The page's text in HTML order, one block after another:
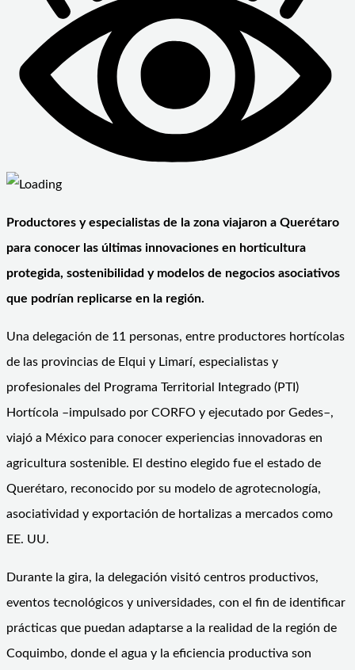
Productores y especialistas de la zona viajaron a Querétaro
para conocer las últimas innovaciones en horticultura
protegida, sostenibilidad y modelos de negocios asociativos
que podrían replicarse en la región.
Una delegación de 11 personas, entre productores hortícolas
de las provincias de Elqui y Limarí, especialistas y
profesionales del Programa Territorial Integrado (PTI)
Hortícola –impulsado por CORFO y ejecutado por Gedes–,
viajó a México para conocer experiencias innovadoras en
agricultura sostenible. El destino elegido fue el estado de
Querétaro, reconocido por su modelo de agrotecnología,
asociatividad y exportación de hortalizas a mercados como
EE. UU.
Durante la gira, la delegación visitó centros productivos,
eventos tecnológicos y universidades, con el fin de identificar
prácticas que puedan adaptarse a la realidad de la región de
Coquimbo, donde el agua y la eficiencia productiva son